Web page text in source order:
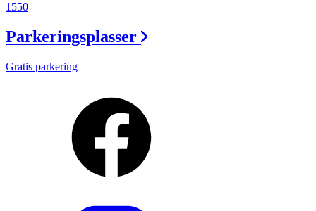
1550
Parkeringsplasser
Gratis parkering